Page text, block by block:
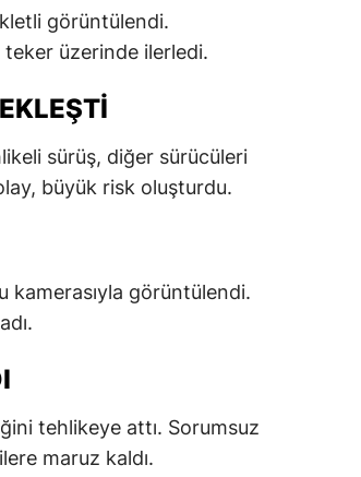
görüntülendi.
üzerinde ilerledi.
sürüş, diğer sürücüleri
büyük risk oluşturdu.
görüntülendi.
tehlikeye attı. Sorumsuz
maruz kaldı.